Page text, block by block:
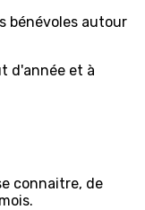
bénévoles autour
d'année et à
connaitre, de